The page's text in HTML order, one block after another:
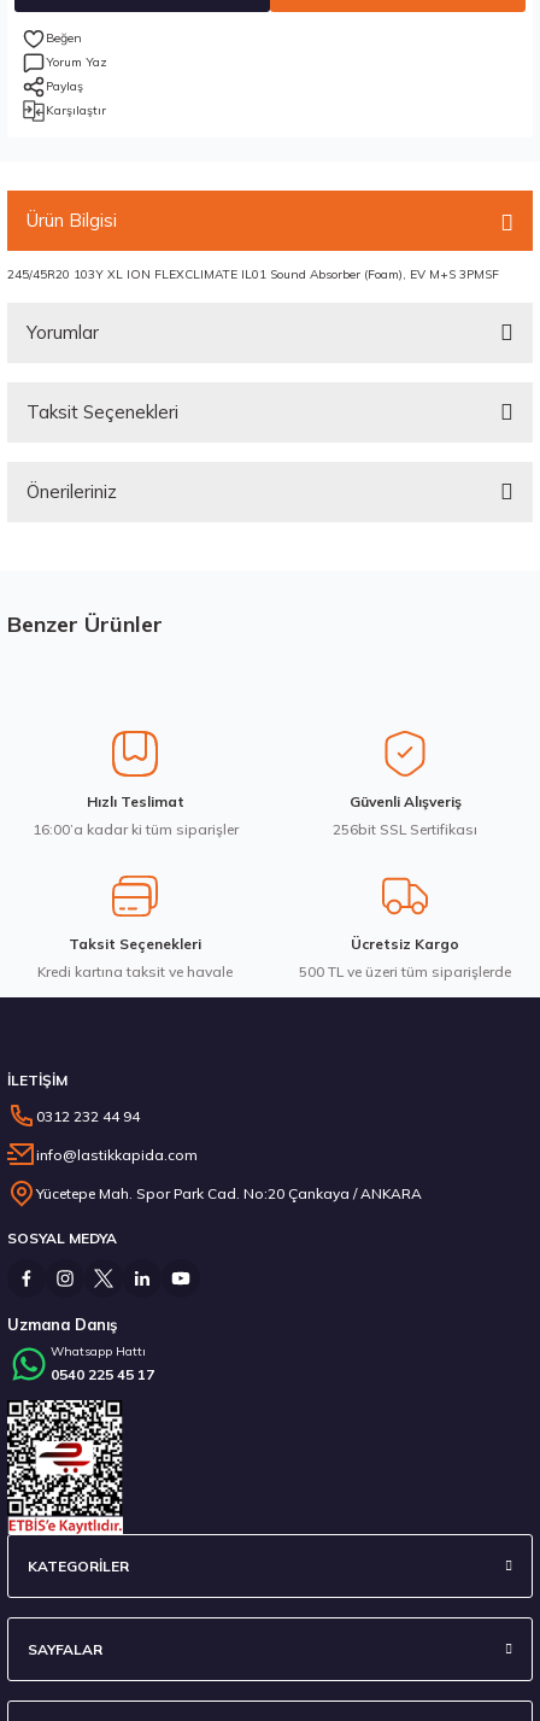
Yorum Yaz
Paylaş
Karşılaştır
Ürün Bilgisi
245/45R20 103Y XL ION FLEXCLIMATE IL01 Sound Absorber (Foam), EV M+S 3PMSF
Yorumlar
Taksit Seçenekleri
Önerileriniz
Görüş ve önerileriniz için teşekkür ederiz.
Ürün bilgilerinde hatalar bulunuyor.
Ürün fiyatı diğer sitelerden daha pahalı.
Bu ürüne benzer farklı alternatifler olmalı.
Benzer Ürünler
Montreal 225/60R18 100V Eco 2 Yaz 2026
3.575,00 ₺
Stokta 12 Adet
Hızlı Teslimat
16:00’a kadar ki tüm siparişler
Güvenli Alışveriş
256bit SSL Sertifikası
Taksit Seçenekleri
Kredi kartına taksit ve havale
Ücretsiz Kargo
500 TL ve üzeri tüm siparişlerde
İLETİŞİM
0312 232 44 94
info@lastikkapida.com
Yücetepe Mah. Spor Park Cad. No:20 Çankaya / ANKARA
SOSYAL MEDYA
Uzmana Danış
Whatsapp Hattı
0540 225 45 17
KATEGORİLER
SAYFALAR